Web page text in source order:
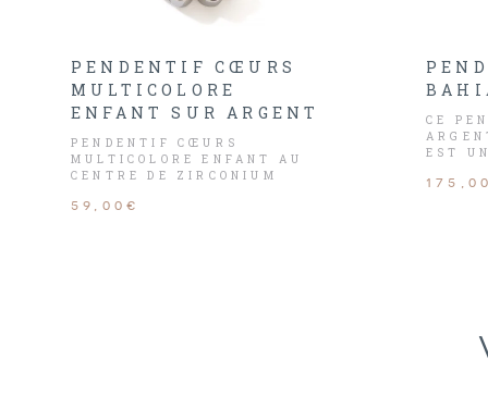
PENDENTIF CŒURS
MULTICOLORE
ENFANT SUR ARGENT
PENDENTIF CŒURS
MULTICOLORE ENFANT AU
CENTRE DE ZIRCONIUM
59,00€
CE
EST
AUX